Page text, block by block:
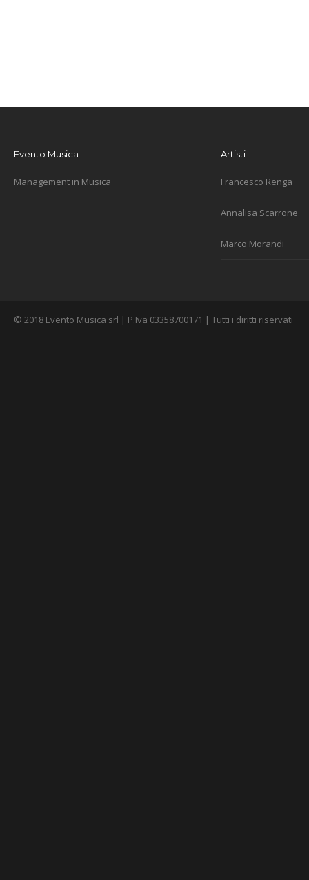
Evento Musica
Management in Musica
Artisti
Francesco Renga
Annalisa Scarrone
Marco Morandi
© 2018 Evento Musica srl | P.Iva 03358700171 | Tutti i diritti riservati